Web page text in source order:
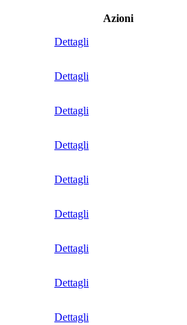
Azioni
Dettagli
Dettagli
Dettagli
Dettagli
Dettagli
Dettagli
Dettagli
Dettagli
Dettagli